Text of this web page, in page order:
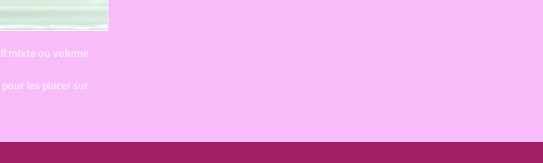
mixte ou volume
les placer sur